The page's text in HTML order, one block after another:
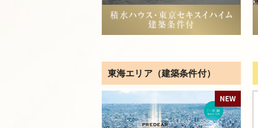
東海エリア（建築条件付）